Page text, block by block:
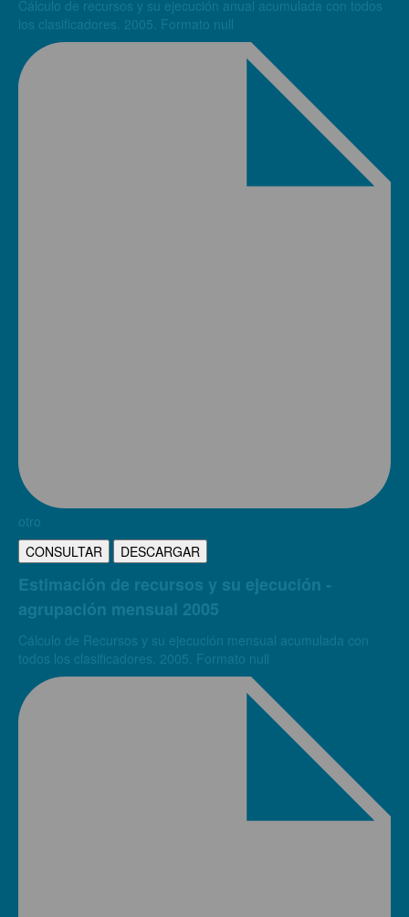
Cálculo de recursos y su ejecución anual acumulada con todos
los clasificadores. 2005. Formato null
otro
CONSULTAR
DESCARGAR
Estimación de recursos y su ejecución -
agrupación mensual 2005
Cálculo de Recursos y su ejecución mensual acumulada con
todos los clasificadores. 2005. Formato null